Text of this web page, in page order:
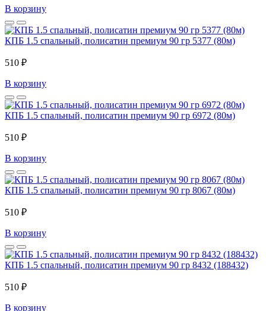
В корзину
КПБ 1.5 спальный, полисатин премиум 90 гр 5377 (80м)
510 ₽
В корзину
КПБ 1.5 спальный, полисатин премиум 90 гр 6972 (80м)
510 ₽
В корзину
КПБ 1.5 спальный, полисатин премиум 90 гр 8067 (80м)
510 ₽
В корзину
КПБ 1.5 спальный, полисатин премиум 90 гр 8432 (188432)
510 ₽
В корзину